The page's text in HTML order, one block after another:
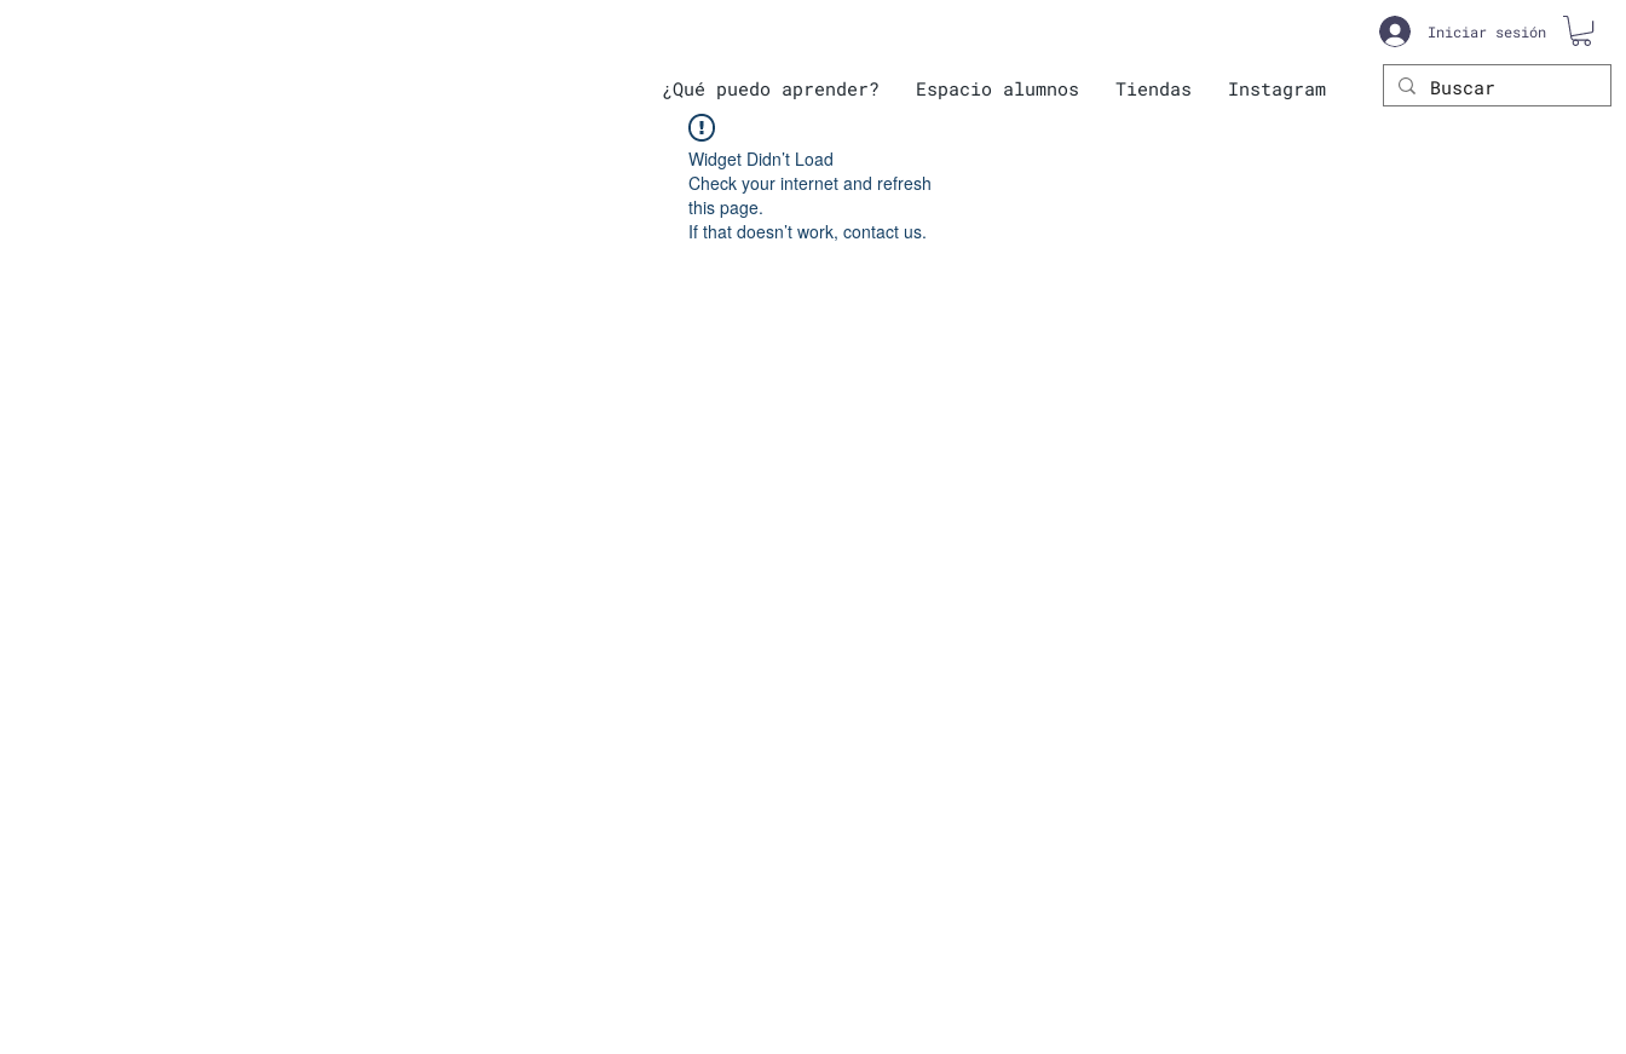
Iniciar sesión
¿Qué puedo aprender? Espacio alumnos Tiendas Instagram
Widget Didn’t Load
Check your internet and refresh
this page.
If that doesn’t work, contact us.